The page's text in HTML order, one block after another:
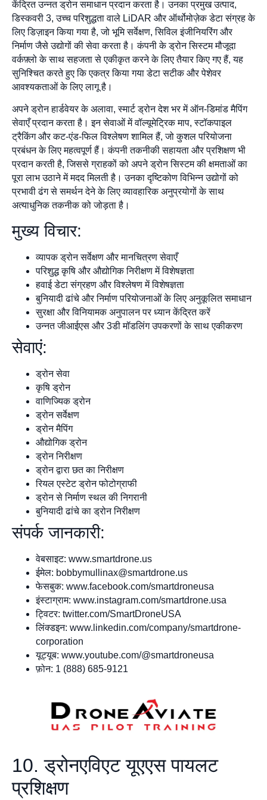
केंद्रित उन्नत ड्रोन समाधान प्रदान करता है। उनका प्रमुख उत्पाद,
डिस्कवरी 3, उच्च परिशुद्धता वाले LiDAR और ऑर्थोमोज़ेक डेटा संग्रह के
लिए डिज़ाइन किया गया है, जो भूमि सर्वेक्षण, सिविल इंजीनियरिंग और
निर्माण जैसे उद्योगों की सेवा करता है। कंपनी के ड्रोन सिस्टम मौजूदा
वर्कफ़्लो के साथ सहजता से एकीकृत करने के लिए तैयार किए गए हैं, यह
सुनिश्चित करते हुए कि एकत्र किया गया डेटा सटीक और पेशेवर
आवश्यकताओं के लिए लागू है।
अपने ड्रोन हार्डवेयर के अलावा, स्मार्ट ड्रोन देश भर में ऑन-डिमांड मैपिंग
सेवाएँ प्रदान करता है। इन सेवाओं में वॉल्यूमेट्रिक माप, स्टॉकपाइल
ट्रैकिंग और कट-एंड-फिल विश्लेषण शामिल हैं, जो कुशल परियोजना
प्रबंधन के लिए महत्वपूर्ण हैं। कंपनी तकनीकी सहायता और प्रशिक्षण भी
प्रदान करती है, जिससे ग्राहकों को अपने ड्रोन सिस्टम की क्षमताओं का
पूरा लाभ उठाने में मदद मिलती है। उनका दृष्टिकोण विभिन्न उद्योगों को
प्रभावी ढंग से समर्थन देने के लिए व्यावहारिक अनुप्रयोगों के साथ
अत्याधुनिक तकनीक को जोड़ता है।
मुख्य विचार:
व्यापक ड्रोन सर्वेक्षण और मानचित्रण सेवाएँ
परिशुद्ध कृषि और औद्योगिक निरीक्षण में विशेषज्ञता
हवाई डेटा संग्रहण और विश्लेषण में विशेषज्ञता
बुनियादी ढांचे और निर्माण परियोजनाओं के लिए अनुकूलित समाधान
सुरक्षा और विनियामक अनुपालन पर ध्यान केंद्रित करें
उन्नत जीआईएस और 3डी मॉडलिंग उपकरणों के साथ एकीकरण
सेवाएं:
ड्रोन सेवा
कृषि ड्रोन
वाणिज्यिक ड्रोन
ड्रोन सर्वेक्षण
ड्रोन मैपिंग
औद्योगिक ड्रोन
ड्रोन निरीक्षण
ड्रोन द्वारा छत का निरीक्षण
रियल एस्टेट ड्रोन फोटोग्राफी
ड्रोन से निर्माण स्थल की निगरानी
बुनियादी ढांचे का ड्रोन निरीक्षण
संपर्क जानकारी:
वेबसाइट: www.smartdrone.us
ईमेल: bobbymullinax@smartdrone.us
फेसबुक: www.facebook.com/smartdroneusa
इंस्टाग्राम: www.instagram.com/smartdrone.usa
ट्विटर: twitter.com/SmartDroneUSA
लिंक्डइन: www.linkedin.com/company/smartdrone-
corporation
यूट्यूब: www.youtube.com/@smartdroneusa
फ़ोन: 1 (888) 685-9121
10. ड्रोनएविएट यूएएस पायलट
प्रशिक्षण